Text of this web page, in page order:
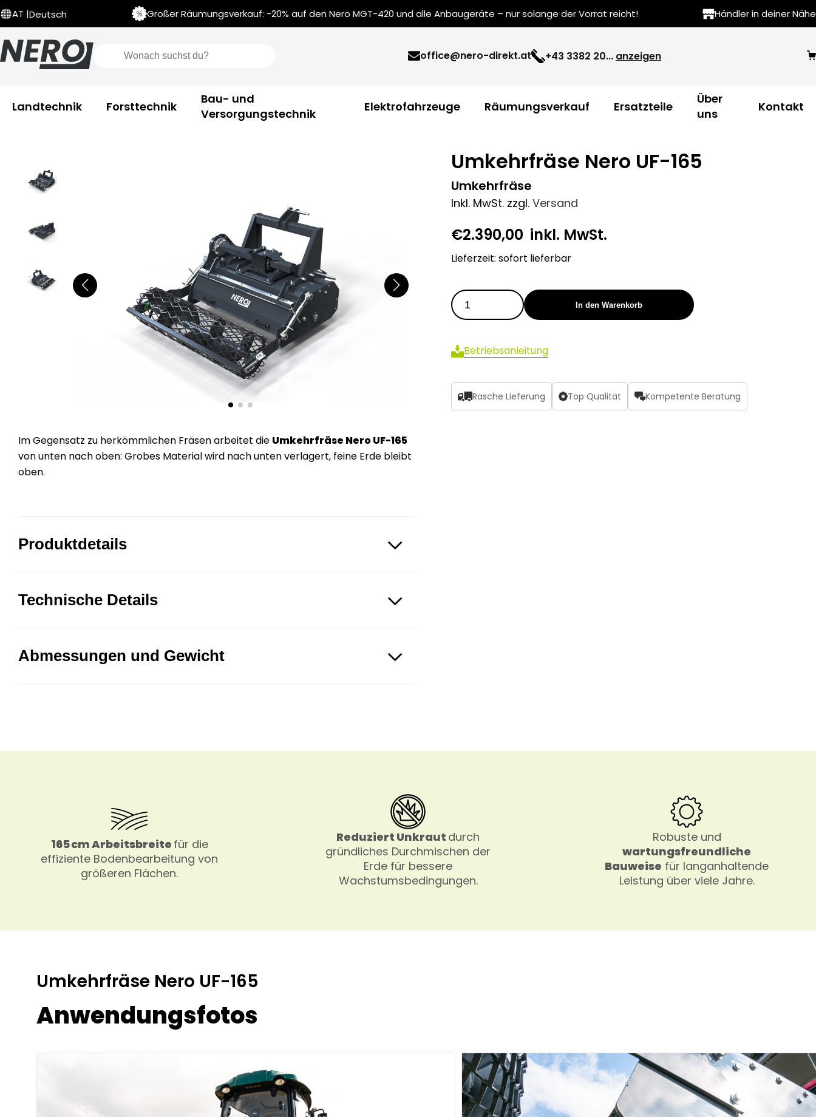
AT |Deutsch Großer Räumungsverkauf: -20% auf den Nero MGT-420 und alle Anbaugeräte – nur solange der Vorrat reicht! Händler in deiner Nähe
office@nero-direkt.at +43 3382 20... anzeigen
Landtechnik Forsttechnik
Bau- und
Versorgungstechnik
Elektrofahrzeuge Räumungsverkauf Ersatzteile
Über
uns
Kontakt
Im Gegensatz zu herkömmlichen Fräsen arbeitet die Umkehrfräse Nero UF-165
von unten nach oben: Grobes Material wird nach unten verlagert, feine Erde bleibt
oben.
Produktdetails
Technische Details
Abmessungen und Gewicht
Umkehrfräse Nero UF-165
Umkehrfräse
Inkl. MwSt. zzgl. Versand
€2.390,00 inkl. MwSt.
Lieferzeit: sofort lieferbar
In den Warenkorb
Betriebsanleitung
Rasche Lieferung Top Qualität Kompetente Beratung
165 cm Arbeitsbreite für die
effiziente Bodenbearbeitung von
größeren Flächen.
Reduziert Unkraut durch
gründliches Durchmischen der
Erde für bessere
Wachstumsbedingungen.
Robuste und
wartungsfreundliche
Bauweise für langanhaltende
Leistung über viele Jahre.
Umkehrfräse Nero UF-165
Anwendungsfotos